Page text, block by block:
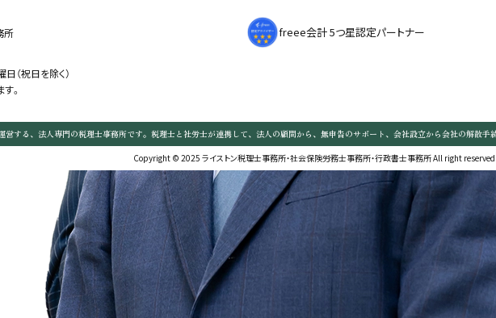
所
（祝日を除く）
。
freee会計 5つ星認定パートナー
営する、法人専門の税理士事務所です。税理士と社労士が連携して、法人の顧問から、無申告のサポート、会社設立から会社の解散手
Copyright © 2025 ライストン税理士事務所・社会保険労務士事務所・行政書士事務所 All right reserved.